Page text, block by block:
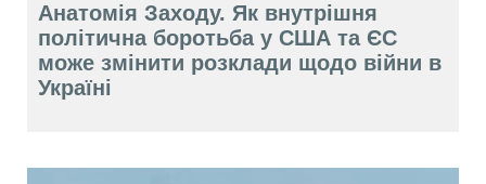
Анатомія Заходу. Як внутрішня
політична боротьба у США та ЄС
може змінити розклади щодо війни в
Україні